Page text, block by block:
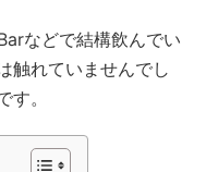
などで結構飲んでい
触れていませんでし
。